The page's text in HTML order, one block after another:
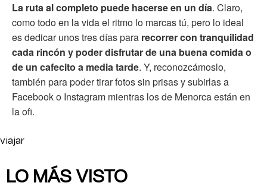
La ruta al completo puede hacerse en un día. Claro,
como todo en la vida el ritmo lo marcas tú, pero lo ideal
es dedicar unos tres días para recorrer con tranquilidad
cada rincón y poder disfrutar de una buena comida o
de un cafecito a media tarde. Y, reconozcámoslo,
también para poder tirar fotos sin prisas y subirlas a
Facebook o Instagram mientras los de Menorca están en
la ofi.
viajar
LO MÁS VISTO